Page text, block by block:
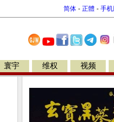
简体 - 正體 - 手机
寰宇 维权 视频